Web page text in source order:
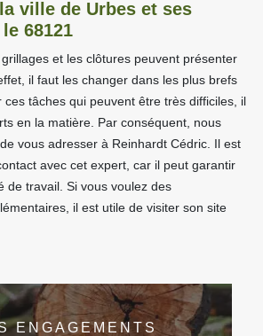
ville de Urbes et ses
68121
et les clôtures peuvent présenter
il faut les changer dans les plus brefs
ces tâches qui peuvent être très difficiles, il
en la matière. Par conséquent, nous
vous adresser à Reinhardt Cédric. Il est
avec cet expert, car il peut garantir
de travail. Si vous voulez des
il est utile de visiter son site
ENGAGEMENTS